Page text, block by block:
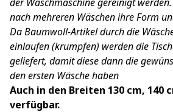
nach mehreren Wäschen ihre Form
Da Baumwoll-Artikel durch die
einlaufen (krumpfen) werden die
geliefert, damit diese dann die
den ersten Wäsche haben
Auch in den Breiten 130 cm, 140
verfügbar.